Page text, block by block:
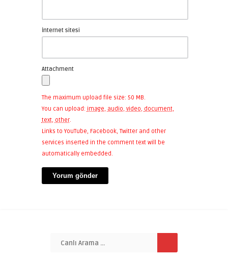
İnternet sitesi
Attachment
The maximum upload file size: 50 MB.
You can upload: image, audio, video, document,
text, other.
Links to YouTube, Facebook, Twitter and other
services inserted in the comment text will be
automatically embedded.